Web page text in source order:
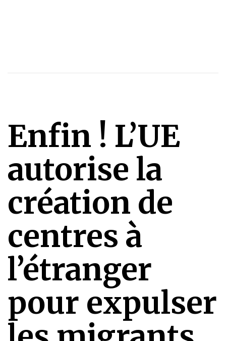
Enfin ! L’UE
autorise la
création de
centres à
l’étranger
pour expulser